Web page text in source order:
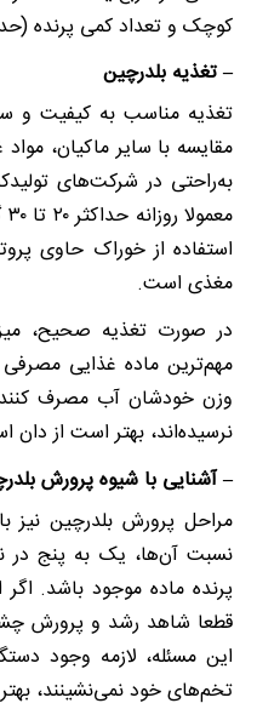
کوچک و تعداد کمی پرنده (حدود 40 الی 50 عدد)
– تغذیه بلدرچین
تغذیه مناسب به کیفیت و
مقایسه با سایر ماکیان،
به‌راحتی در شرکت‌های
استفاده از خوراک حاوی
مغذی است.
در صورت تغذیه صحیح،
نرسیده‌اند، بهتر است از دان
– آشنایی با شیوه پرورش
مراحل پرورش بلدرچین نیز
نسبت آن‌ها، یک به پنج در
پرنده ماده موجود باشد.
قطعا شاهد رشد و پرورش
این مسئله، لازمه وجود
تخم‌های خود نمی‌نشینند،